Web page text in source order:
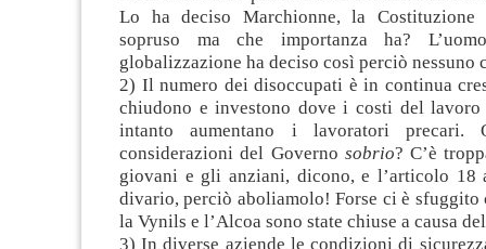
Lo ha deciso Marchionne, la Costituzione
sopruso ma che importanza ha?
globalizzazione ha deciso così perciò nessuno
2) Il numero dei disoccupati è in continua
chiudono e investono dove i costi del lavoro
intanto aumentano i lavoratori precari.
considerazioni del Governo sobrio? C’è
giovani e gli anziani, dicono, e l’articolo 18
divario, perciò aboliamolo! Forse ci è sfuggito
la Vynils e l’Alcoa sono state chiuse a causa
3) In diverse aziende le condizioni di